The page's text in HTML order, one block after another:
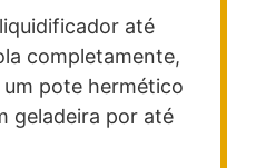
até
completamente,
pote hermético
geladeira por até